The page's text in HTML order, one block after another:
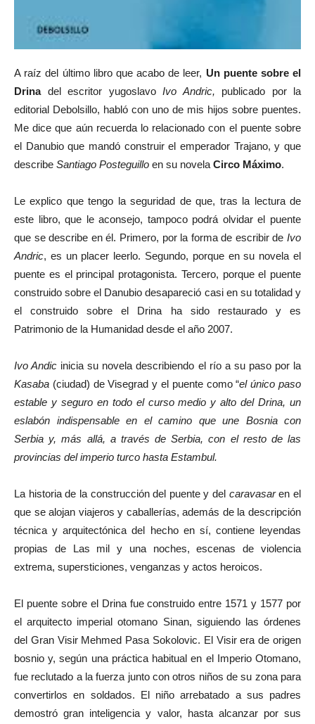
A raíz del último libro que acabo de leer, Un puente sobre el
Drina del escritor yugoslavo Ivo Andric, publicado por la
editorial Debolsillo, habló con uno de mis hijos sobre puentes.
Me dice que aún recuerda lo relacionado con el puente sobre
el Danubio que mandó construir el emperador Trajano, y que
describe Santiago Posteguillo en su novela Circo Máximo.
Le explico que tengo la seguridad de que, tras la lectura de
este libro, que le aconsejo, tampoco podrá olvidar el puente
que se describe en él. Primero, por la forma de escribir de Ivo
Andric, es un placer leerlo. Segundo, porque en su novela el
puente es el principal protagonista. Tercero, porque el puente
construido sobre el Danubio desapareció casi en su totalidad y
el construido sobre el Drina ha sido restaurado y es
Patrimonio de la Humanidad desde el año 2007.
Ivo Andic inicia su novela describiendo el río a su paso por la
Kasaba (ciudad) de Visegrad y el puente como “el único paso
estable y seguro en todo el curso medio y alto del Drina, un
eslabón indispensable en el camino que une Bosnia con
Serbia y, más allá, a través de Serbia, con el resto de las
provincias del imperio turco hasta Estambul.
La historia de la construcción del puente y del caravasaren el
que se alojan viajeros y caballerías, además de la descripción
técnica y arquitectónica del hecho en sí, contiene leyendas
propias de Las mil y una noches, escenas de violencia
extrema, supersticiones, venganzas y actos heroicos.
El puente sobre el Drina fue construido entre 1571 y 1577 por
el arquitecto imperial otomano Sinan, siguiendo las órdenes
del Gran Visir Mehmed Pasa Sokolovic. El Visir era de origen
bosnio y, según una práctica habitual en el Imperio Otomano,
fue reclutado a la fuerza junto con otros niños de su zona para
convertirlos en soldados. El niño arrebatado a sus padres
demostró gran inteligencia y valor, hasta alcanzar por sus